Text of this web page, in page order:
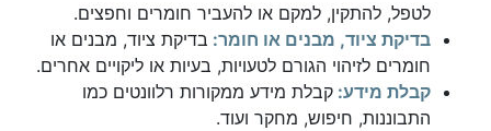
לטפל, להתקין, למקם או להעביר חומרים וחפצים.
בדיקת ציוד, מבנים או חומר: בדיקת ציוד, מבנים או
חומרים לזיהוי הגורם לטעויות, בעיות או ליקויים אחרים.
קבלת מידע: קבלת מידע ממקורות רלוונטים כמו
התבוננות, חיפוש, מחקר ועוד.